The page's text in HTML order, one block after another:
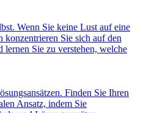
Wenn Sie keine Lust auf eine
konzentrieren Sie sich auf den
Sie zu verstehen, welche
Finden Sie Ihren
Ansatz, indem Sie